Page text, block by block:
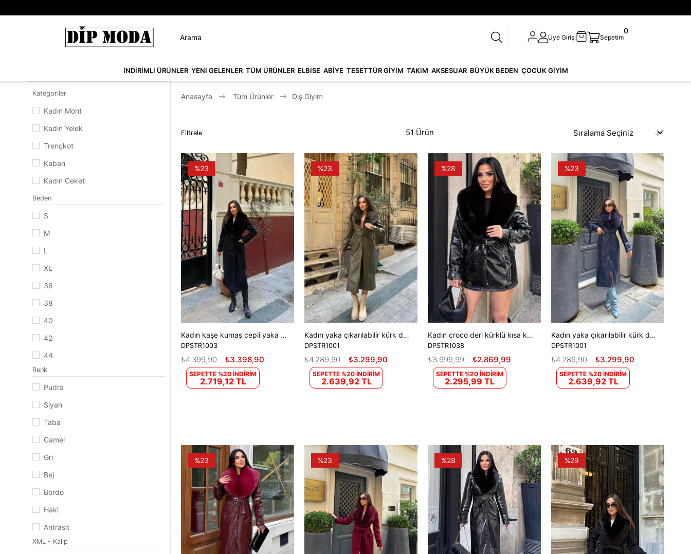
Üye Girişi Sepetim
0
İNDİRİMLİ ÜRÜNLER YENİ GELENLER TÜM ÜRÜNLER ELBİSE ABİYE TESETTÜR GİYİM TAKIM AKSESUAR BÜYÜK BEDEN ÇOCUK GİYİM
Kategoriler
Kadın Mont
Kadın Yelek
Trençkot
Kaban
Kadın Ceket
Beden
S
M
L
XL
36
38
40
42
44
46
48
Renk
Pudra
Siyah
Taba
Camel
Gri
Bej
Bordo
Haki
Antrasit
Kahverengi
XML - Kalıp
Anasayfa Tüm Ürünler Dış Giyim
Filtrele 51 Ürün
Kadın kaşe kumaş cepli yaka kürklü tam boy kuşaklı kaban DPSTR1003
DPSTR1003
₺3.398,90
₺4.399,90
SEPETTE %20 İNDİRİM
2.719,12 TL
%23
Kadın yaka çıkarılabilir kürk detaylı düğmeli deri trençkot DPSTR1001
DPSTR1001
₺3.299,90
₺4.289,90
SEPETTE %20 İNDİRİM
2.639,92 TL
%23
Kadın croco deri kürklü kısa kemerli kaban DPSTR1038
DPSTR1038
₺2.869,99
₺3.999,99
SEPETTE %20 İNDİRİM
2.295,99 TL
%28
Kadın yaka çıkarılabilir kürk detaylı düğmeli deri trençkot DPSTR1001
DPSTR1001
₺3.299,90
₺4.289,90
SEPETTE %20 İNDİRİM
2.639,92 TL
%23
%23 %23 %28 %29